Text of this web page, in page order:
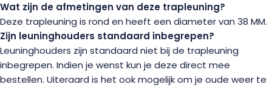
Wat zijn de afmetingen van deze trapleuning?
Deze trapleuning is rond en heeft een diameter van 38 MM.
Zijn leuninghouders standaard inbegrepen?
Leuninghouders zijn standaard niet bij de trapleuning
inbegrepen. Indien je wenst kun je deze direct mee
bestellen. Uiteraard is het ook mogelijk om je oude weer te